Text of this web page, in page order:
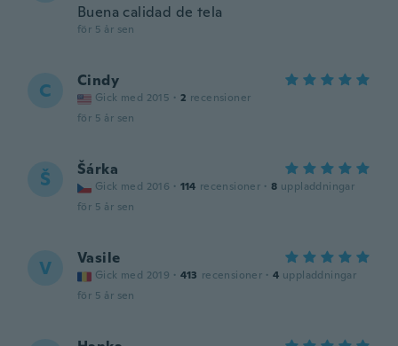
Buena calidad de tela
för 5 år sen
C Cindy
Gick med 2015 · 2 recensioner
för 5 år sen
Š Šárka
Gick med 2016 · 114 recensioner · 8 uppladdningar
för 5 år sen
V Vasile
Gick med 2019 · 413 recensioner · 4 uppladdningar
för 5 år sen